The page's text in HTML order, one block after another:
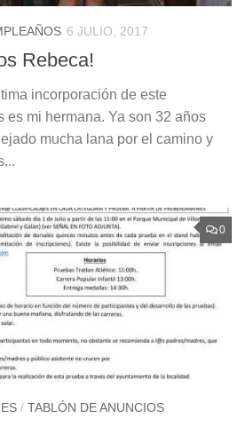
6 JULIO, 2017
Rebeca!
incorporación de este
es mi hermana. Ya son 32 años
mucha lana por el camino y
0
/ TABLÓN DE ANUNCIOS